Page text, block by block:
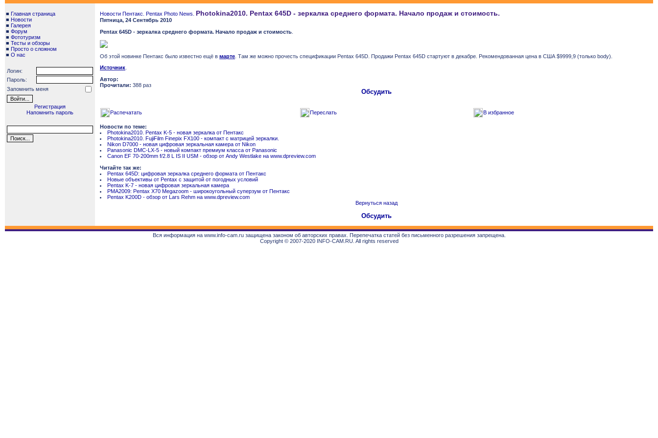
■ Главная страница
■ Новости
■ Галерея
■ Форум
■ Фототуризм
■ Тесты и обзоры
■ Просто о сложном
■ О нас
Логин:
Пароль:
Запомнить меня
Регистрация
Напомнить пароль
Новости Пентакс. Pentax Photo News. Photokina2010. Pentax 645D - зеркалка среднего формата. Начало продаж и стоимость.
Пятница, 24 Сентябрь 2010
Pentax 645D - зеркалка среднего формата. Начало продаж и стоимость
Об этой новинке Пентакс было известно ещё в марте . Там же можно прочесть спецификации Pentax 645D. Продажи Pentax 645D стартуют в декабре. Рекомендованная цена в США $9999,9 (только body).
Источник
Автор:
Прочитали: 388 раз
Обсудить
Распечатать Переслать В избранное
Новости по теме:
Photokina2010. Pentax K-5 - новая зеркалка от Пентакс
Photokina2010. FujiFilm Finepix FX100 - компакт с матрицей зеркалки.
Nikon D7000 - новая цифровая зеркальная камера от Nikon
Panasonic DMC-LX-5 - новый компакт премиум класса от Panasonic
Canon EF 70-200mm f/2.8 L IS II USM - обзор от Andy Westlake на www.dpreview.com
Читайте так же:
Pentax 645D: цифровая зеркалка среднего формата от Пентакс
Новые объективы от Pentax с защитой от погодных условий
Pentax K-7 - новая цифровая зеркальная камера
PMA2009: Pentax X70 Megazoom - широкоугольный суперзум от Пентакс
Pentax K200D - обзор от Lars Rehm на www.dpreview.com
Вернуться назад
Обсудить
Вся информация на www.info-cam.ru защищена законом об авторских правах. Перепечатка статей без письменного разрешения запрещена.
Copyright © 2007-2020 INFO-CAM.RU. All rights reserved